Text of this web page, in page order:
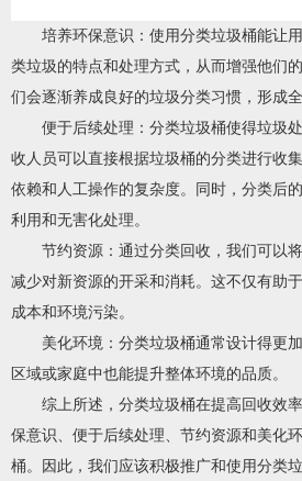
培养环保意识：使用分类垃圾桶能让用
类垃圾的特点和处理方式，从而增强他们
们会逐渐养成良好的垃圾分类习惯，形成
便于后续处理：分类垃圾桶使得垃圾处
收人员可以直接根据垃圾桶的分类进行收
依赖和人工操作的复杂度。同时，分类后
利用和无害化处理。
节约资源：通过分类回收，我们可以将
减少对新资源的开采和消耗。这不仅有助
成本和环境污染。
美化环境：分类垃圾桶通常设计得更加
区域或家庭中也能提升整体环境的品质。
综上所述，分类垃圾桶在提高回收效率
保意识、便于后续处理、节约资源和美化
桶。因此，我们应该积极推广和使用分类